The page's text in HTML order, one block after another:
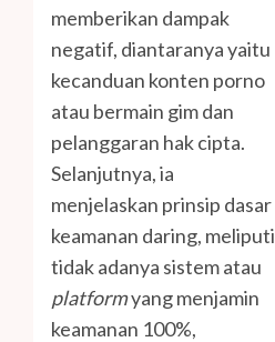
memberikan dampak
negatif, diantaranya yaitu
kecanduan konten porno
atau bermain gim dan
pelanggaran hak cipta.
Selanjutnya, ia
menjelaskan prinsip dasar
keamanan daring, meliputi
tidak adanya sistem atau
platformyang menjamin
keamanan 100%,